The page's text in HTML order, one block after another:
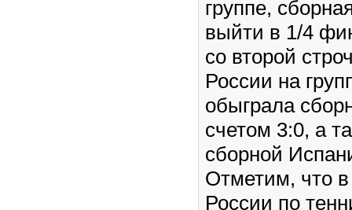
группе,
выйти в 1/4
со второй
России на
обыграла
счетом 3:0, а
сборной
Отметим, что
России по